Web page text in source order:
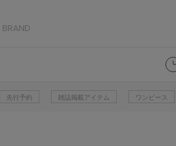
BRAND
先行予約 雑誌掲載アイテム ワンピース